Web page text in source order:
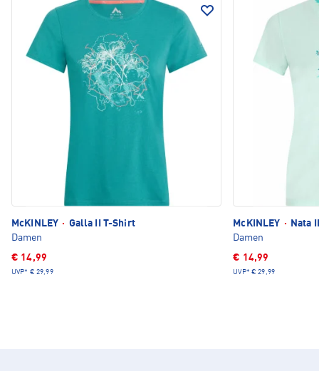
McKINLEY · Galla II T-Shirt
Damen
€ 14,99
UVP* € 29,99
McKINLEY ·
Nata
Damen
€ 14,99
UVP* € 29,99